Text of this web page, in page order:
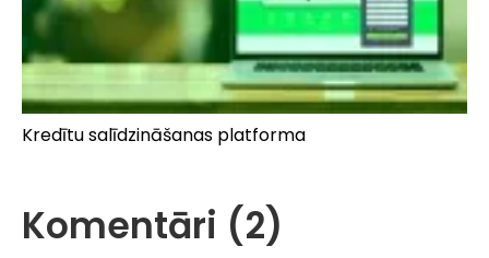
Kredītu salīdzināšanas platforma
Komentāri (2)